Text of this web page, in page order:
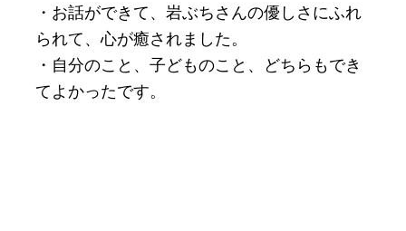
・お話ができて、岩ぶちさんの優しさにふれ
られて、心が癒されました。
・自分のこと、子どものこと、どちらもでき
てよかったです。